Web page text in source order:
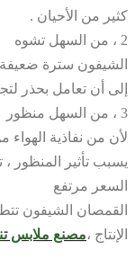
كثير من الأحيان .
2 ، من السهل تشوه
الشيفون سترة ضعيفة
إلى أن تعامل بحذر
3 ، من السهل منظور
لأن من نفاذية
يسبب تأثير المنظور ،
السعر مرتفع
القمصان الشيفون
الإنتاج ،مصنع ملابس